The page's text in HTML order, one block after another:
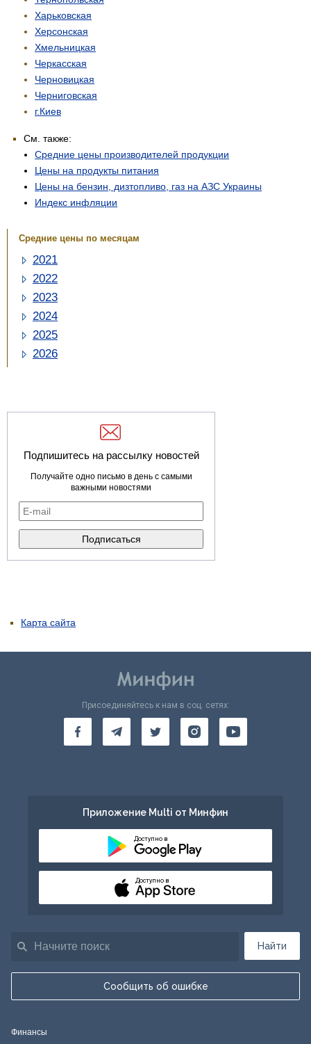
Харьковская
Херсонская
Хмельницкая
Черкасская
Черновицкая
Черниговская
г.Киев
См. также:
Средние цены производителей продукции
Цены на продукты питания
Цены на бензин, дизтопливо, газ на АЗС Украины
Индекс инфляции
Средние цены по месяцам
2021
2022
2023
2024
2025
2026
Подпишитесь на рассылку новостей
Получайте одно письмо в день с самыми
важными новостями
Карта сайта
Найти
Сообщить об ошибке
Присоединяйтесь к нам в соц. сетях:
Приложение Multi от Минфин
Доступно в
Доступно в
Финансы